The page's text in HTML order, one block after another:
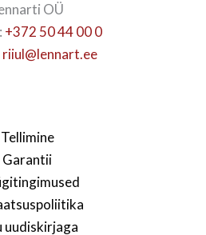
OÜ
+372 50 44 00 0
riiul@lennart.ee
Tellimine
Garantii
uudiskirjaga